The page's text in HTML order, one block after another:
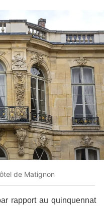
de Matignon
rapport au quinquennat